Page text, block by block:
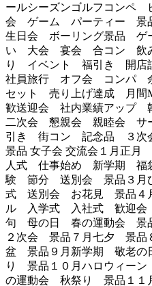
ールシーズンゴルフコン
会 ゲーム パーティー
生日会 ボーリング景品 ゲ
い 大会 宴会 合コン 飲
り イベント 福引き 開
社員旅行 オフ会 コンパ
セット 売り上げ達成 月
歓送迎会 社内業績アッ
二次会 懇親会 親睦会 サ
引き 街コン 記念品 ３次
景品 女子会 交流会１月正
人式 仕事始め 新学期 福
験 節分 送別会 景品３月
式 送別会 お花見 景品４
ル 入学式 入社式 歓迎会
句 母の日 春の運動会 景
２次会 景品７月七夕 景
盆 景品９月新学期 敬老
り 景品１０月ハロウィー
の運動会 秋祭り 景品１１